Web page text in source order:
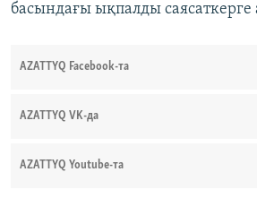
басындағы ықпалды
AZATTYQ Facebook-та
AZATTYQ VK-да
AZATTYQ Youtube-та